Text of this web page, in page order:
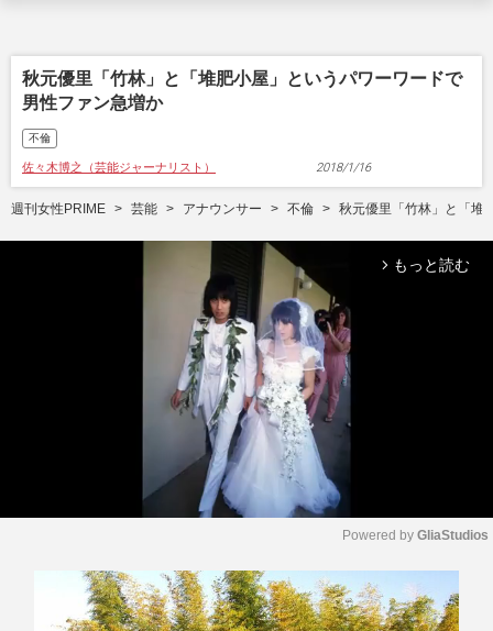
秋元優里「竹林」と「堆肥小屋」というパワーワードで
男性ファン急増か
不倫
佐々木博之（芸能ジャーナリスト） 2018/1/16
週刊女性PRIME 芸能 アナウンサー 不倫 秋元優里「竹林」と「堆
arrow_forward_ios もっと読む
u
t
Powered by GliaStudios